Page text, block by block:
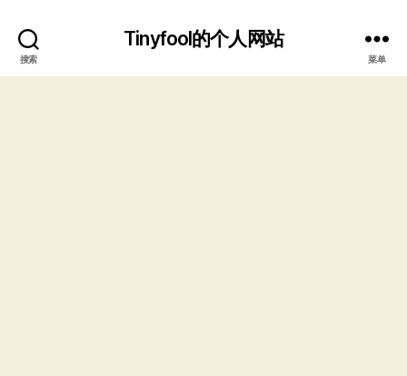
搜索
Tinyfool的个人网站
菜单